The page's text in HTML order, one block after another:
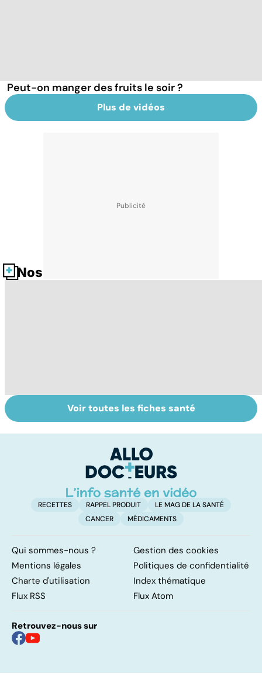
Peut-on manger des fruits le soir ?
Plus de vidéos
Nos fiches santé
Le magnésium,
un oligo-élément
Intestin irritable :
le régime
solution ?
Voir toutes les fiches santé
RECETTES RAPPEL PRODUIT
LE MAG DE LA SANTÉ
CANCER
MÉDICAMENTS
Qui sommes-nous ?
Gestion des cookies
Mentions légales
Politiques de confidentialité
Charte d'utilisation
Index thématique
Flux RSS
Flux Atom
Retrouvez-nous sur